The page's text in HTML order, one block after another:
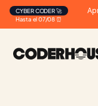
Hasta el 07/08 ⏰
CYBER CODER 🚀